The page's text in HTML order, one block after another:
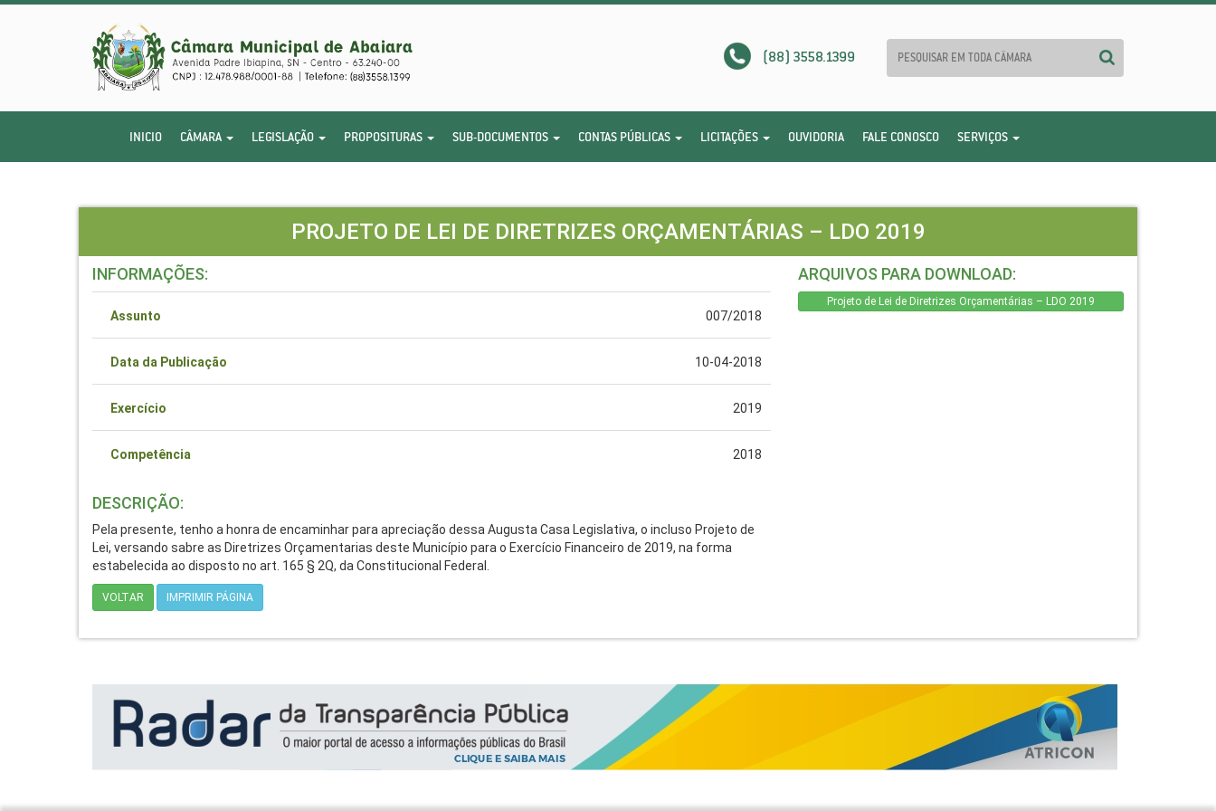
(88) 3558.1399
INICIO CÂMARA LEGISLAÇÃO PROPOSITURAS SUB-DOCUMENTOS CONTAS PÚBLICAS LICITAÇÕES OUVIDORIA FALE CONOSCO SERVIÇOS
PROJETO DE LEI DE DIRETRIZES ORÇAMENTÁRIAS – LDO 2019
INFORMAÇÕES:
Assunto 007/2018
Data da Publicação 10-04-2018
Exercício 2019
Competência 2018
DESCRIÇÃO:
Pela presente, tenho a honra de encaminhar para apreciação dessa Augusta Casa Legislativa, o incluso Projeto de
Lei, versando sabre as Diretrizes Orçamentarias deste Município para o Exercício Financeiro de 2019, na forma
estabelecida ao disposto no art. 165 § 2Q, da Constitucional Federal.
VOLTAR IMPRIMIR PÁGINA
ARQUIVOS PARA DOWNLOAD:
Projeto de Lei de Diretrizes Orçamentárias – LDO 2019